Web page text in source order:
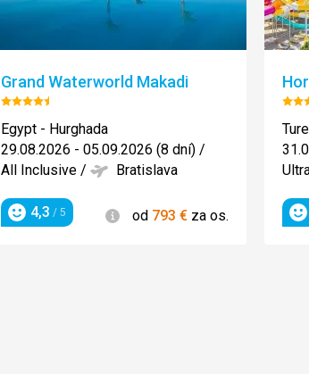
Grand Waterworld Makadi
Hodnotenie:
4.5/5
Egypt - Hurghada
29.08.2026 - 05.09.2026 (8 dní) /
All Inclusive / Bratislava
Hodnotenie
4,3 / 5 Informácie
od 793 € za os.
5/5